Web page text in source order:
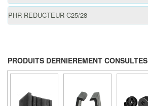
PHR REDUCTEUR C25/28
PRODUITS DERNIEREMENT CONSULTES